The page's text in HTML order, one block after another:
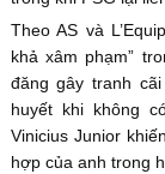
Theo AS và
khả xâm phạm”
đăng gây tranh
huyết khi không
Vinicius Junior
hợp của anh trong